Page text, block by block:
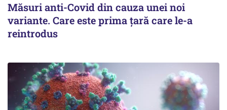
Măsuri anti-Covid din cauza unei noi
variante. Care este prima țară care le-a
reintrodus